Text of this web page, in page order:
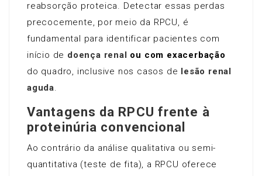
reabsorção proteica. Detectar essas perdas
precocemente, por meio da RPCU, é
fundamental para identificar pacientes com
início de doença renal ou com exacerbação
do quadro, inclusive nos casos de lesão renal
aguda.
Vantagens da RPCU frente à
proteinúria convencional
Ao contrário da análise qualitativa ou semi-
quantitativa (teste de fita), a RPCU oferece